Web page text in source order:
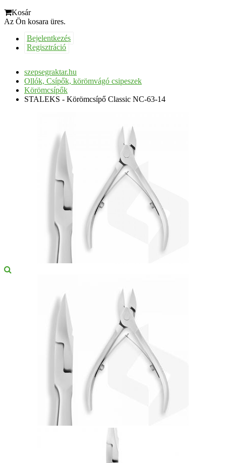
Kosár
Az Ön kosara üres.
Bejelentkezés
Regisztráció
szepsegraktar.hu
Ollók, Csípők, körömvágó csipeszek
Körömcsípők
STALEKS - Körömcsípő Classic NC-63-14